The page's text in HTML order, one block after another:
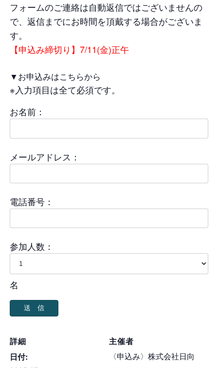
フォームのご連絡は自動返信ではございませんの
で、返信までにお時間を頂戴する場合がございま
す。
【申込み締切り】7/11(金)正午
▼お申込みはこちらから
※入力項目は全て必須です。
お名前：
メールアドレス：
電話番号：
参加人数：
名
詳細
日付:
主催者
〈申込み〉株式会社日向